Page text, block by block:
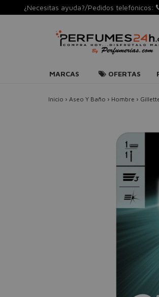
¿Necesitas ayuda?/Pedidos telefónicos:
MARCAS OFERTAS
Inicio › Aseo Y Baño › Hombre ›